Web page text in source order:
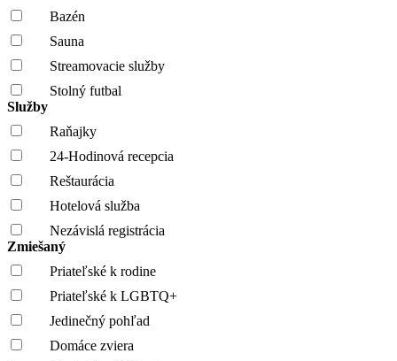
Bazén
Sauna
Streamovacie služby
Stolný futbal
Služby
Raňajky
24-Hodinová recepcia
Reštaurácia
Hotelová služba
Nezávislá registrácia
Zmiešaný
Priateľské k rodine
Priateľské k LGBTQ+
Jedinečný pohľad
Domáce zviera